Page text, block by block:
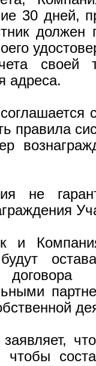
30 дней,
должен
своей
адреса.
правила
не
и
чтобы